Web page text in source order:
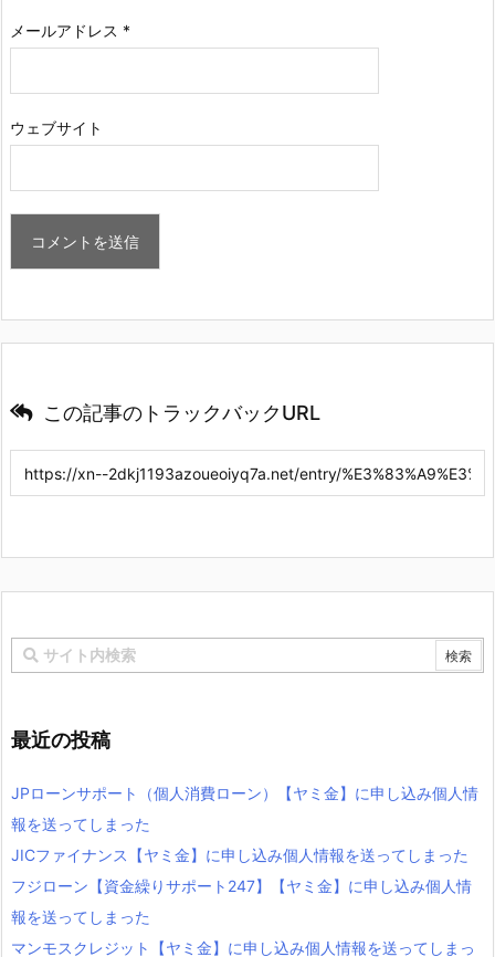
メールアドレス *
ウェブサイト
この記事のトラックバックURL
最近の投稿
JPローンサポート（個人消費ローン）【ヤミ金】に申し込み個人情
報を送ってしまった
JICファイナンス【ヤミ金】に申し込み個人情報を送ってしまった
フジローン【資金繰りサポート247】【ヤミ金】に申し込み個人情
報を送ってしまった
マンモスクレジット【ヤミ金】に申し込み個人情報を送ってしまっ